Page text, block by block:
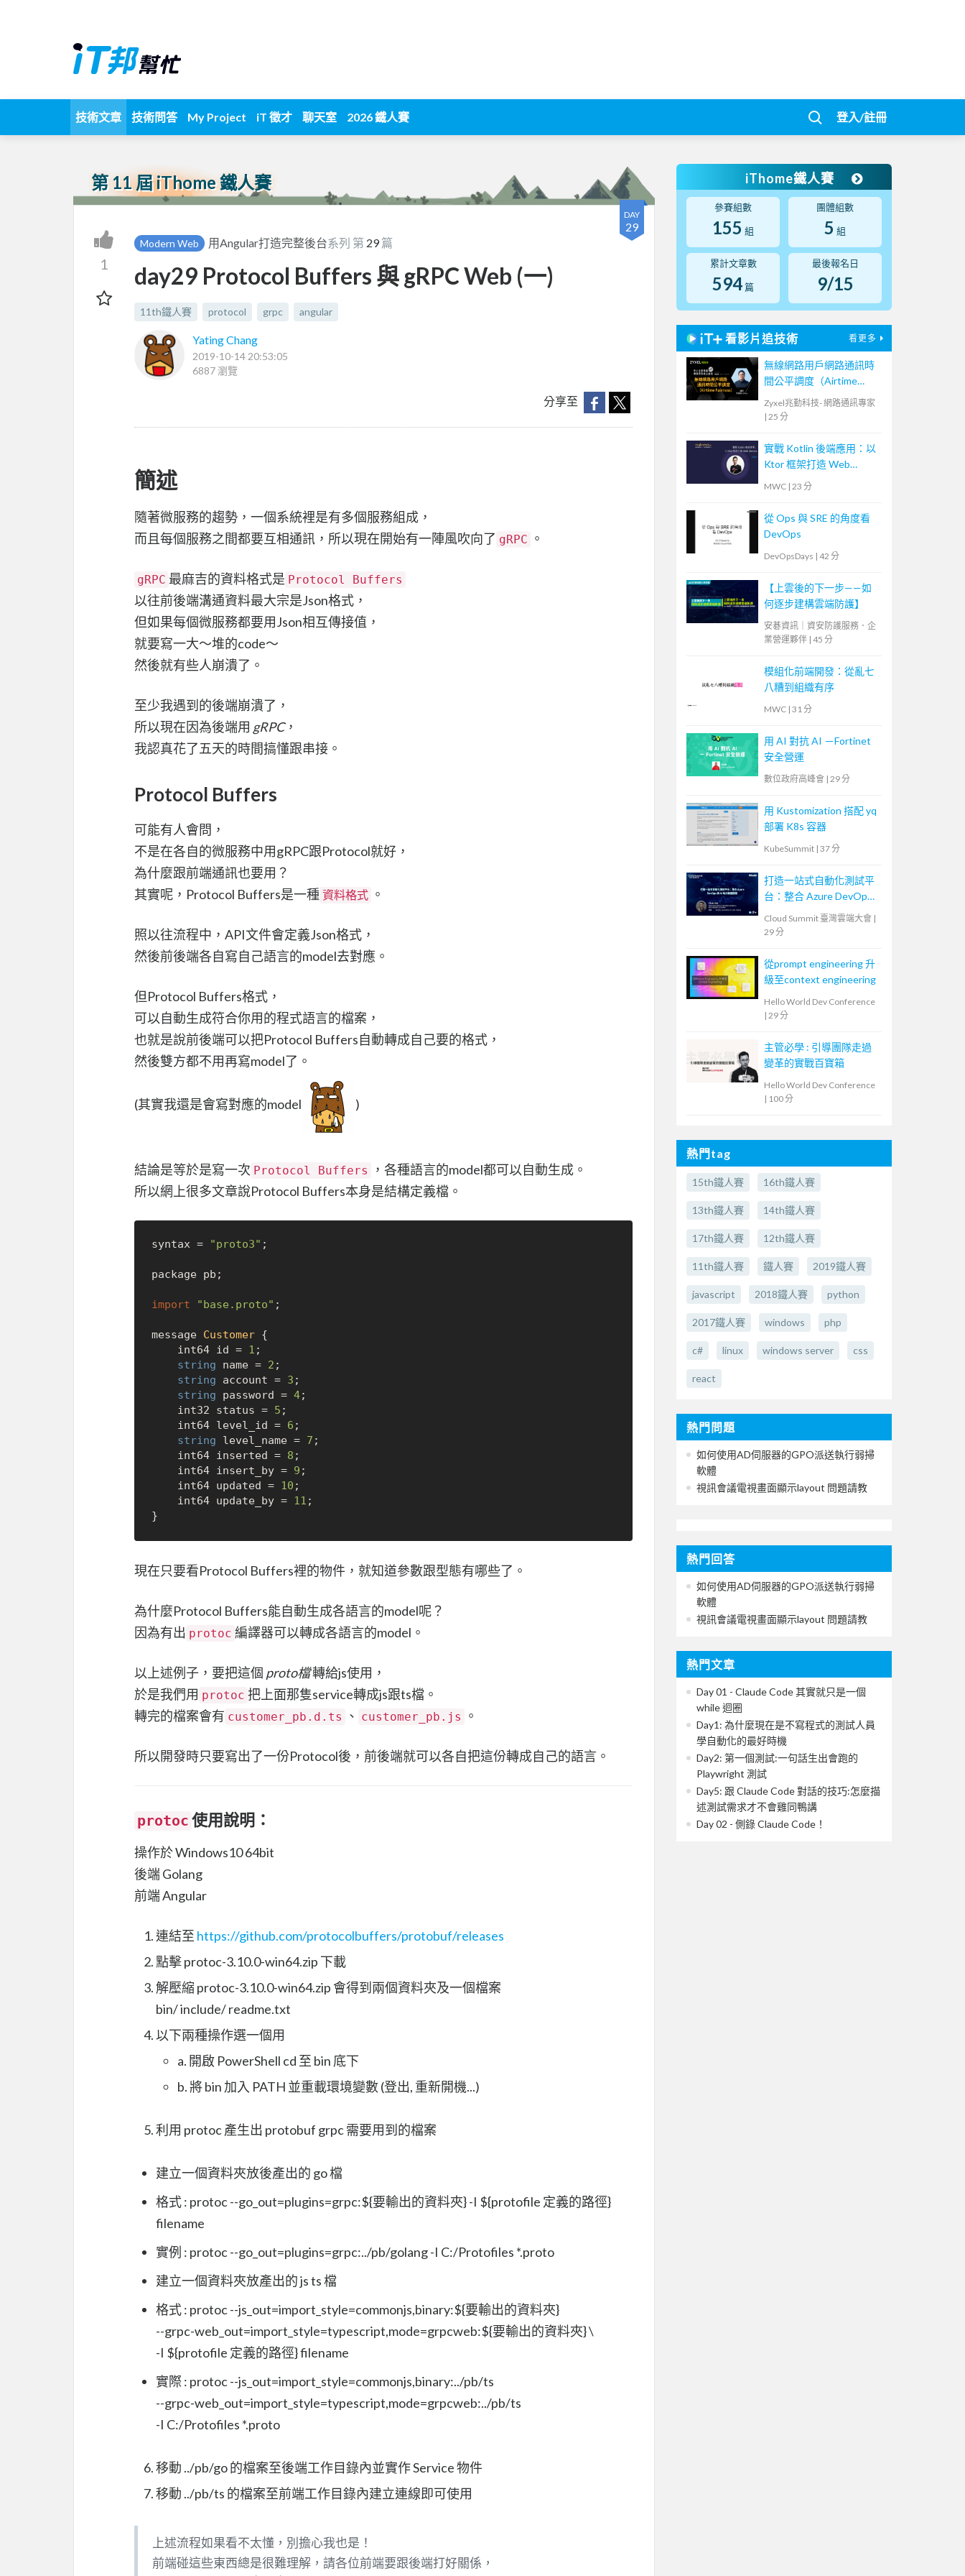
技術文章 技術問答 My Project iT 徵才 聊天室 2026 鐵人賽 登入/註冊
第 11 屆 iThome 鐵人賽
DAY
29
1
Modern Web 用Angular打造完整後台系列 第 29篇
day29 Protocol Buffers 與 gRPC Web (一)
11th鐵人賽 protocol grpc angular
Yating Chang
2019-10-14 20:53:05
6887 瀏覽
分享至
簡述
隨著微服務的趨勢，一個系統裡是有多個服務組成，
而且每個服務之間都要互相通訊，所以現在開始有一陣風吹向了 gRPC 。
gRPC 最麻吉的資料格式是 Protocol Buffers
以往前後端溝通資料最大宗是Json格式，
但如果每個微服務都要用Json相互傳接值，
就要寫一大～堆的code～
然後就有些人崩潰了。
至少我遇到的後端崩潰了，
所以現在因為後端用 gRPC，
我認真花了五天的時間搞懂跟串接。
Protocol Buffers
可能有人會問，
不是在各自的微服務中用gRPC跟Protocol就好，
為什麼跟前端通訊也要用？
其實呢，Protocol Buffers是一種 資料格式 。
照以往流程中，API文件會定義Json格式，
然後前後端各自寫自己語言的model去對應。
但Protocol Buffers格式，
可以自動生成符合你用的程式語言的檔案，
也就是說前後端可以把Protocol Buffers自動轉成自己要的格式，
然後雙方都不用再寫model了。
(其實我還是會寫對應的model )
結論是等於是寫一次 Protocol Buffers
，各種語言的model都可以自動生成。
所以網上很多文章說Protocol Buffers本身是結構定義檔。
syntax = "proto3" ;
package pb;
import "base.proto" ;
message Customer {
    int64 id =
1 ;
string name = 2 ;
string account = 3 ;
string password = 4;
    int32 status =
5 ;
    int64 level_id =
6 ;
string level_name = 7 ;
    int64 inserted =
8 ;
    int64 insert_by =
9 ;
    int64 updated =
10 ;
    int64 update_by =
11 ;
現在只要看Protocol Buffers裡的物件，就知道參數跟型態有哪些了。
為什麼Protocol Buffers能自動生成各語言的model呢？
因為有出 protoc 編譯器可以轉成各語言的model。
以上述例子，要把這個 proto檔轉給js使用，
於是我們用 protoc 把上面那隻service轉成js跟ts檔。
轉完的檔案會有 customer_pb.d.ts 、 customer_pb.js 。
所以開發時只要寫出了一份Protocol後，前後端就可以各自把這份轉成自己的語言。
protoc 使用說明：
操作於 Windows10 64bit
後端 Golang
前端 Angular
連結至 https://github.com/protocolbuffers/protobuf/releases
點擊 protoc-3.10.0-win64.zip 下載
解壓縮 protoc-3.10.0-win64.zip 會得到兩個資料夾及一個檔案
bin/ include/ readme.txt
以下兩種操作選一個用
a. 開啟 PowerShell cd 至 bin 底下
b. 將 bin 加入 PATH 並重載環境變數 (登出, 重新開機...)
利用 protoc 產生出 protobuf grpc 需要用到的檔案
建立一個資料夾放後產出的 go 檔
格式 : protoc --go_out=plugins=grpc:${要輸出的資料夾} -I ${protofile 定義的路徑}
filename
實例 : protoc --go_out=plugins=grpc:../pb/golang -I C:/Protofiles *.proto
建立一個資料夾放產出的 js ts 檔
格式 : protoc --js_out=import_style=commonjs,binary:${要輸出的資料夾}
--grpc-web_out=import_style=typescript,mode=grpcweb:${要輸出的資料夾} \
-I ${protofile 定義的路徑} filename
實際 : protoc --js_out=import_style=commonjs,binary:../pb/ts
--grpc-web_out=import_style=typescript,mode=grpcweb:../pb/ts
-I C:/Protofiles *.proto
移動 ../pb/go 的檔案至後端工作目錄內並實作 Service 物件
移動 ../pb/ts 的檔案至前端工作目錄內建立連線即可使用
上述流程如果看不太懂，別擔心我也是！
前端碰這些東西總是很難理解，請各位前端要跟後端打好關係，
iThome鐵人賽
參賽組數
155 組
團體組數
5 組
累計文章數
594 篇
最後報名日
9/15
看影片追技術 看更多
無線網路用戶網路通訊時
間公平調度（Airtime
Fairness）
Zyxel兆勤科技- 網路通訊專家
| 25 分
實戰 Kotlin 後端應用：以
Ktor 框架打造 Web
MWC | 23 分
從 Ops 與 SRE 的角度看
DevOps
DevOpsDays | 42 分
【上雲後的下一步——如
何逐步建構雲端防護】
安碁資訊｜資安防護服務．企
業營運夥伴 | 45 分
模組化前端開發：從亂七
八糟到組織有序
MWC | 31 分
用 AI 對抗 AI －Fortinet
安全營運
數位政府高峰會 | 29 分
用 Kustomization 搭配 yq
部署 K8s 容器
KubeSummit | 37 分
打造一站式自動化測試平
台：整合 Azure DevOps
與 AI 助力敏捷開發
Cloud Summit 臺灣雲端大會 |
29 分
從prompt engineering 升
級至context engineering
Hello World Dev Conference
| 29 分
主管必學 : 引導團隊走過
變革的實戰百寶箱
Hello World Dev Conference
| 100 分
熱門tag
15th鐵人賽 16th鐵人賽
13th鐵人賽 14th鐵人賽
17th鐵人賽 12th鐵人賽
11th鐵人賽 鐵人賽 2019鐵人賽
javascript 2018鐵人賽 python
2017鐵人賽 windows php
c# linux windows server css
react
熱門問題
如何使用AD伺服器的GPO派送執行弱掃
軟體
視訊會議電視畫面顯示layout 問題請教
熱門回答
如何使用AD伺服器的GPO派送執行弱掃
軟體
視訊會議電視畫面顯示layout 問題請教
熱門文章
Day 01 - Claude Code 其實就只是一個
while 迴圈
Day1: 為什麼現在是不寫程式的測試人員
學自動化的最好時機
Day2: 第一個測試:一句話生出會跑的
Playwright 測試
Day5: 跟 Claude Code 對話的技巧:怎麼描
述測試需求才不會雞同鴨講
Day 02 - 側錄 Claude Code！